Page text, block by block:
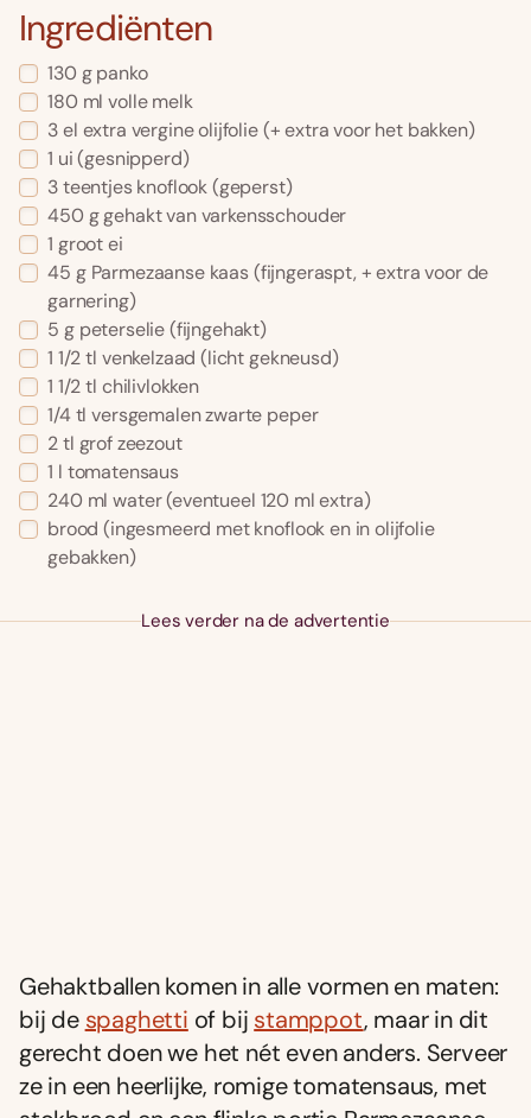
Ingrediënten
130 g panko
180 ml volle melk
3el extra vergine olijfolie(+ extra voor het bakken)
1 ui(gesnipperd)
3teentjes knoflook(geperst)
450 ggehakt van varkensschouder
1 groot ei
45 g Parmezaanse kaas(fijngeraspt, + extra voor de
garnering)
5 g peterselie(fijngehakt)
1 1/2 tl venkelzaad (licht gekneusd)
1 1/2 tl chilivlokken
1/4 tl versgemalen zwarte peper
2tl grof zeezout
1 l tomatensaus
240 ml water(eventueel 120 ml extra)
brood (ingesmeerd met knoflook en in olijfolie
gebakken)
Lees verder na de advertentie
Gehaktballen komen in alle vormen en maten:
bij de spaghetti of bij stamppot, maar in dit
gerecht doen we het nét even anders. Serveer
ze in een heerlijke, romige tomatensaus, met